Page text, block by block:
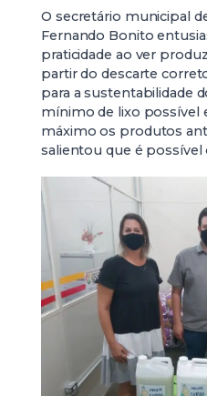
O secretário municipal
Fernando Bonito
praticidade ao ver
partir do descarte
para a sustentabilidade
mínimo de lixo possível
máximo os produtos
salientou que é possível